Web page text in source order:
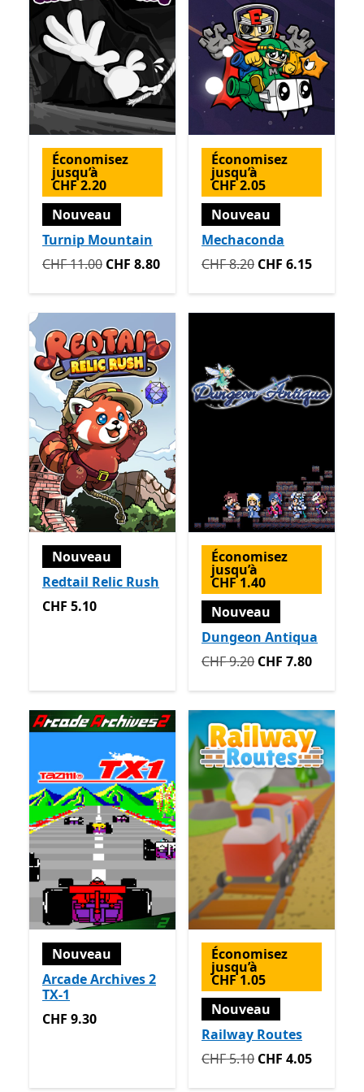
Économisez
jusqu’à
CHF 2.20
Nouveau
Turnip Mountain
Initialement CHF 11.00 maintenant CHF 8.80
CHF 11.00 CHF 8.80
Économisez
jusqu’à
CHF 2.05
Nouveau
Mechaconda
Initialement CHF 8.20
CHF 8.20 CHF 6.15
Nouveau
Redtail Relic Rush
CHF 5.10
CHF 5.10
Économisez
jusqu’à
CHF 1.40
Nouveau
Dungeon Antiqua
Initialement CHF 9.20
CHF 9.20 CHF 7.80
Nouveau
Arcade Archives 2
TX-1
CHF 9.30
CHF 9.30
Économisez
jusqu’à
CHF 1.05
Nouveau
Railway Routes
Initialement CHF 5.10
CHF 5.10 CHF 4.05